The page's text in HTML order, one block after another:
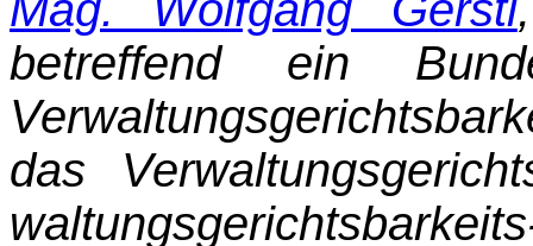
betreffend ein
das